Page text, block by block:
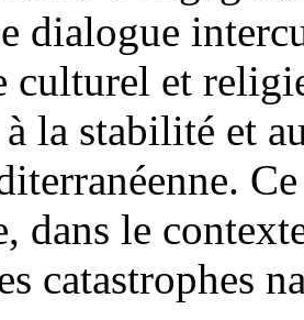
dialogue
culturel et
la stabilité et
dans le
catastrophes